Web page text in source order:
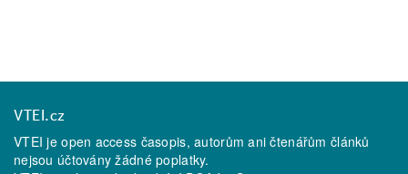
VTEI.cz
VTEI je open access časopis, autorům ani čtenářům článků
nejsou účtovány žádné poplatky.